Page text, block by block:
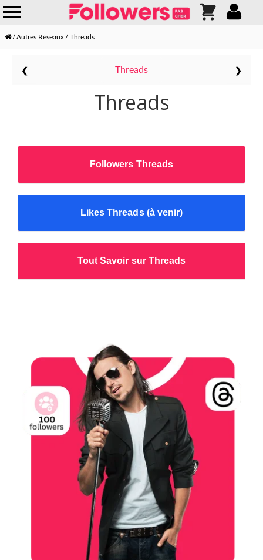
Autres Réseaux Threads
❮ Threads ❯
Threads
Followers Threads
Likes Threads (à venir)
Tout Savoir sur Threads